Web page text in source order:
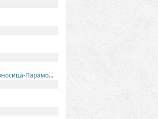
Татьяна Письмоносица-Парамонова